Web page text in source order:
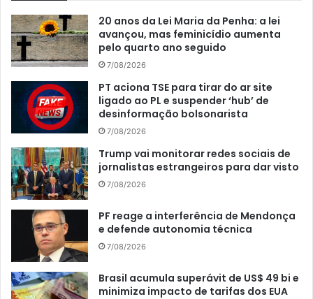
20 anos da Lei Maria da Penha: a lei
avançou, mas feminicídio aumenta
pelo quarto ano seguido
7/08/2026
PT aciona TSE para tirar do ar site
ligado ao PL e suspender ‘hub’ de
desinformação bolsonarista
7/08/2026
Trump vai monitorar redes sociais de
jornalistas estrangeiros para dar visto
7/08/2026
PF reage a interferência de Mendonça
e defende autonomia técnica
7/08/2026
Brasil acumula superávit de US$ 49 bi e
minimiza impacto de tarifas dos EUA